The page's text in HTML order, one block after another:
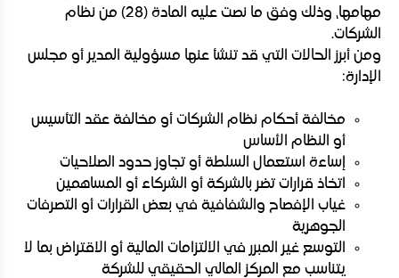
مهامها، وذلك وفق ما نصت عليه المادة (28) من نظام
الشركات.
ومن أبرز الحالات التي قد تنشأ عنها مسؤولية المدير أو مجلس
الإدارة:
مخالفة أحكام نظام الشركات أو مخالفة عقد التأسيس
أو النظام الأساس
إساءة استعمال السلطة أو تجاوز حدود الصلاحيات
اتخاذ قرارات تضر بالشركة أو الشركاء أو المساهمين
غياب الإفصاح والشفافية في بعض القرارات أو التصرفات
الجوهرية
التوسع غير المبرر في الالتزامات المالية أو الاقتراض بما لا
يتناسب مع المركز المالي الحقيقي للشركة